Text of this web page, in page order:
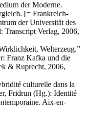
der Moderne.
[= Frankreich-
der Universität des
Transcript Verlag, 2006,
Welterzeug.”
Franz Kafka und die
& Ruprecht, 2006,
culturelle dans la
Fridrun (Hg.): Identité
Aix-en-